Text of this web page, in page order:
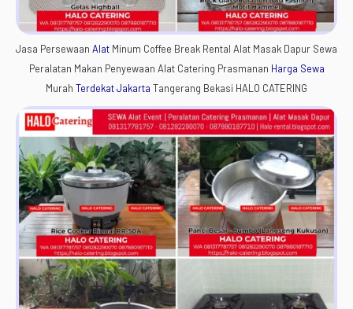
Jasa Persewaan Alat Minum Coffee Break Rental Alat Masak Dapur Sewa
Peralatan Makan Penyewaan Alat Catering Prasmanan Harga Sewa
Murah TerdekatJakarta Tangerang Bekasi HALO CATERING